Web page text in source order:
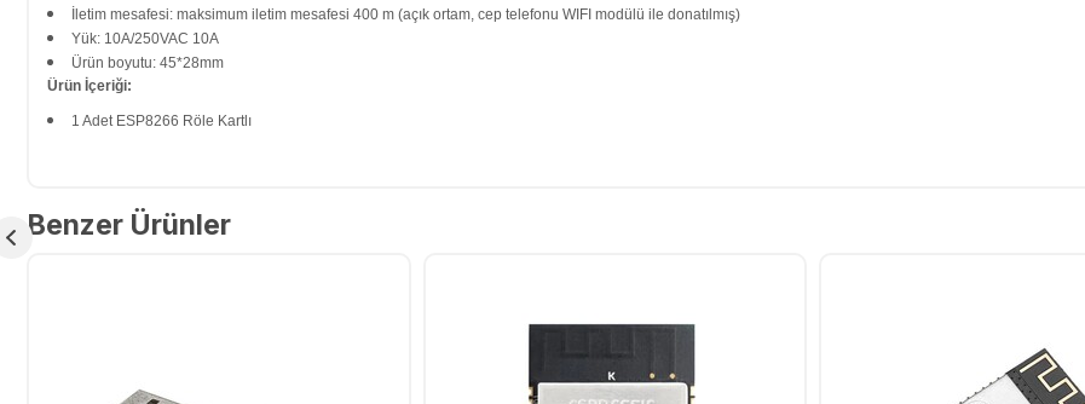
İletim mesafesi: maksimum iletim mesafesi 400 m (açık ortam, cep telefonu WIFI modülü ile donatılmış)
Yük: 10A/250VAC 10A
Ürün boyutu: 45*28mm
Ürün İçeriği:
1 Adet ESP8266 Röle Kartlı
Benzer Ürünler